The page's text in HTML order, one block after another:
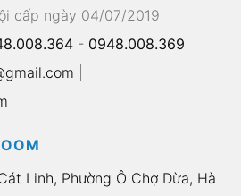
cấp ngày 04/07/2019
- 0948.008.369
Linh, Phường Ô Chợ Dừa, Hà